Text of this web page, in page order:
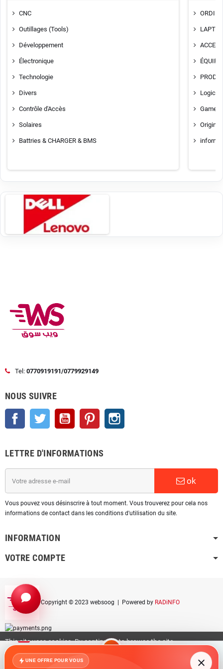
Accueil Catégories Compte
CNC
Outillages (Tools)
Développement
Électronique
Technologie
Divers
Contrôle d'Accès
Solaires
Battries & CHARGER & BMS
Gamer
Tel: 0770919191/0779929149
NOUS SUIVRE
Facebook Twitter YouTube Pinterest
LETTRE D'INFORMATIONS
ok
Vous pouvez vous désinscrire à tout moment. Vous trouverez pour cela nos
informations de contact dans les conditions d'utilisation du site.
INFORMATION
VOTRE COMPTE
Copyright © 2023 websoog | Powered by RADiNFO
This site uses cookies. By continuing to browse the site
you are agreeing to our use of cookies.
here
.
ACCEPT
UNE OFFRE POUR VOUS